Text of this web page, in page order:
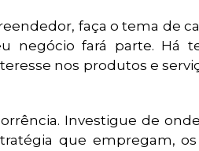
faça o tema de
negócio fará parte. Há
nos produtos e
Investigue de
que empregam,